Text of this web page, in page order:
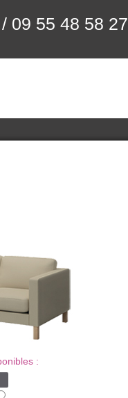
/ 09 55 48 58 27
: